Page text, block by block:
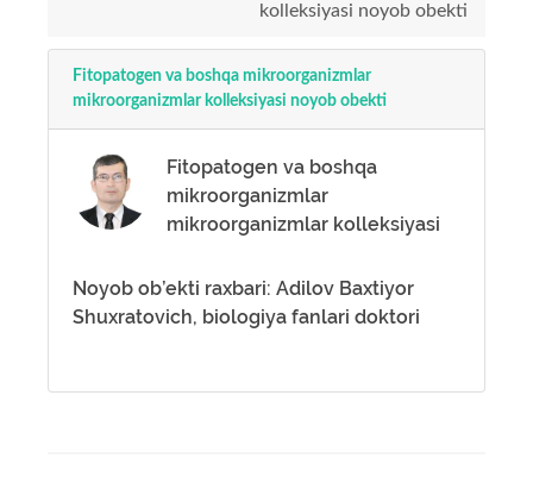
kolleksiyasi noyob obekti
Fitopatogen va boshqa mikroorganizmlar
mikroorganizmlar kolleksiyasi noyob obekti
Fitopatogen va boshqa
mikroorganizmlar
mikroorganizmlar kolleksiyasi
Noyob ob’ekti raxbari: Adilov Baxtiyor
Shuxratovich, biologiya fanlari doktori